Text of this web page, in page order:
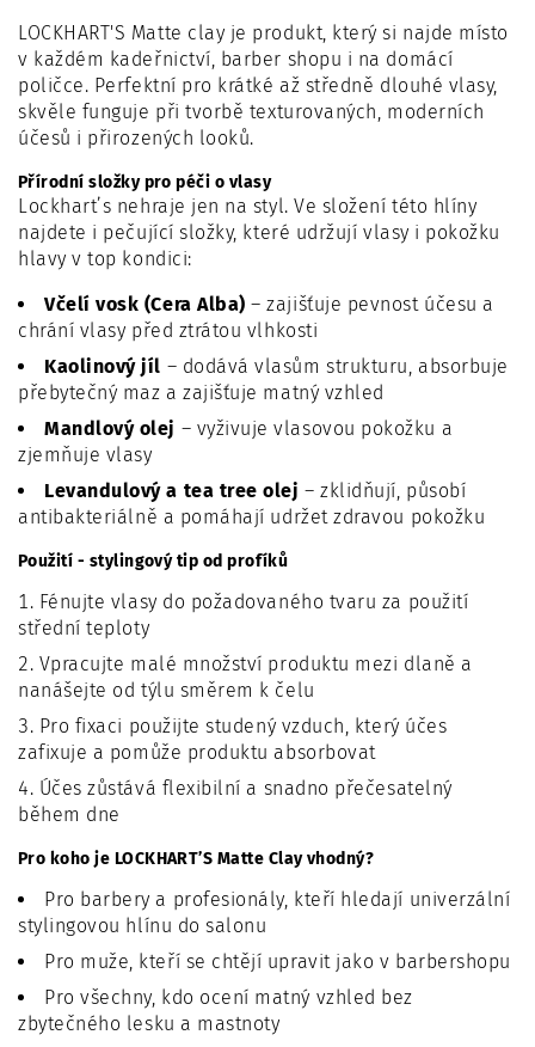
LOCKHART'S Matte clay je produkt, který si najde místo
v každém kadeřnictví, barber shopu i na domácí
poličce. Perfektní pro krátké až středně dlouhé vlasy,
skvěle funguje při tvorbě texturovaných, moderních
účesů i přirozených looků.
Přírodní složky pro péči o vlasy
Lockhart’s nehraje jen na styl. Ve složení této hlíny
najdete i pečující složky, které udržují vlasy i pokožku
hlavy v top kondici:
Včelí vosk (Cera Alba) – zajišťuje pevnost účesu a
chrání vlasy před ztrátou vlhkosti
Kaolinový jíl – dodává vlasům strukturu, absorbuje
přebytečný maz a zajišťuje matný vzhled
Mandlový olej – vyživuje vlasovou pokožku a
zjemňuje vlasy
Levandulový a tea tree olej – zklidňují, působí
antibakteriálně a pomáhají udržet zdravou pokožku
Použití - stylingový tip od profíků
Fénujte vlasy do požadovaného tvaru za použití
střední teploty
Vpracujte malé množství produktu mezi dlaně a
nanášejte od týlu směrem k čelu
Pro fixaci použijte studený vzduch, který účes
zafixuje a pomůže produktu absorbovat
Účes zůstává flexibilní a snadno přečesatelný
během dne
Pro koho je LOCKHART’S Matte Clay vhodný?
Pro barbery a profesionály, kteří hledají univerzální
stylingovou hlínu do salonu
Pro muže, kteří se chtějí upravit jako v barbershopu
Pro všechny, kdo ocení matný vzhled bez
zbytečného lesku a mastnoty